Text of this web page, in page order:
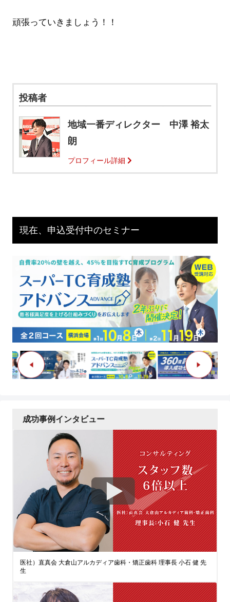
頑張っていきましょう！！
投稿者
地域一番ディレクター 中澤 裕太
朗
プロフィール詳細
現在、申込受付中のセミナー
成功事例インタビュー
医社）直真会 大倉山アルカディア歯科・矯正歯科 理事長 小石 健 先
生